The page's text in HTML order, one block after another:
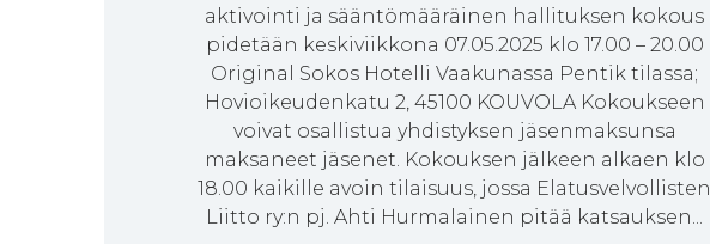
aktivointi ja sääntömääräinen hallituksen kokous
pidetään keskiviikkona 07.05.2025 klo 17.00 – 20.00
Original Sokos Hotelli Vaakunassa Pentik tilassa;
Hovioikeudenkatu 2, 45100 KOUVOLA Kokoukseen
voivat osallistua yhdistyksen jäsenmaksunsa
maksaneet jäsenet. Kokouksen jälkeen alkaen klo
18.00 kaikille avoin tilaisuus, jossa Elatusvelvollisten
Liitto ry:n pj. Ahti Hurmalainen pitää katsauksen...